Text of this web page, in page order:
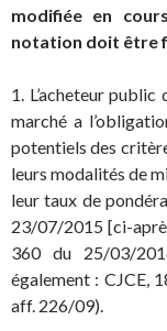
modifiée en
notation doit être
1. L’acheteur
marché a
potentiels des
leurs modalités de
leur taux de
23/07/2015 [ci-
360 du 25/03/
également : CJCE,
aff. 226/09).